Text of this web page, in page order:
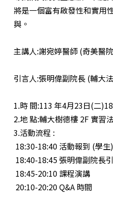
將是一個富有啟發性和實用
與。
主講人:謝宛婷醫師 (奇美醫
引言人:張明偉副院長 (輔大
1.時 間:113 年4月23日(二
2.地 點:輔大樹德樓 2F 實習
3.活動流程 :
18:30-18:40 活動報到 (學生)
18:40-18:45 張明偉副院長
18:45-20:10 課程演講
20:10-20:20 Q&A 時間